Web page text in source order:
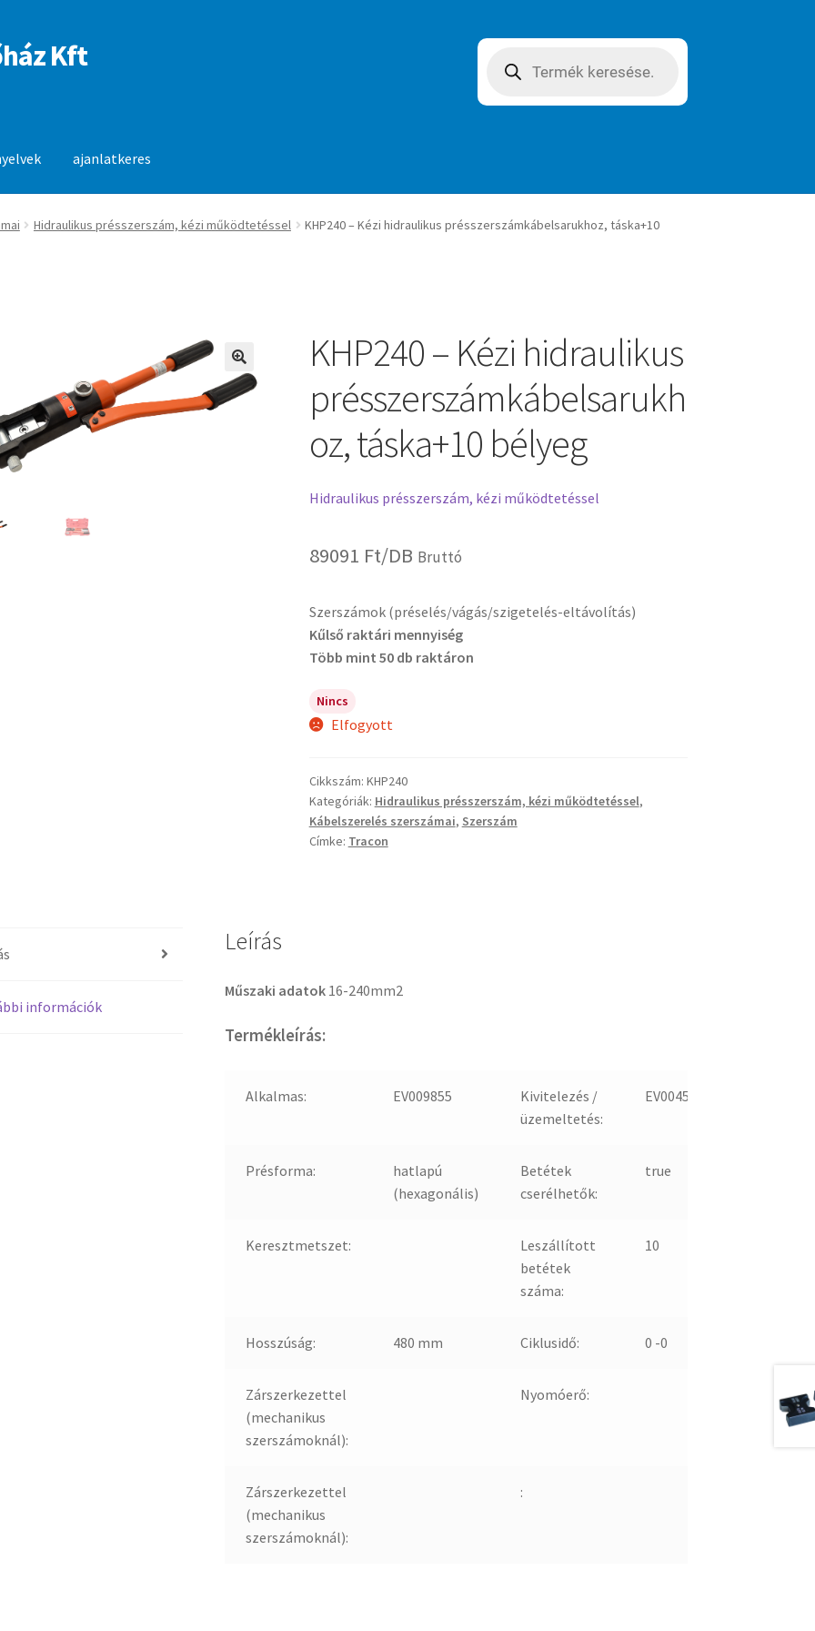
Kft search
ajanlatkeres
Hidraulikus présszerszám, kézi működtetéssel
KHP240 – Kézi hidraulikus présszerszámkábelsarukhoz, táska+10
🔍
KHP240 – Kézi hidraulikus
présszerszámkábelsarukh
oz, táska+10 bélyeg
Hidraulikus présszerszám, kézi működtetéssel
89091 Ft/DB Bruttó
Szerszámok (préselés/vágás/szigetelés-eltávolítás)
Kűlső raktári mennyiség
Több mint 50 db raktáron
Nincs
Elfogyott
Cikkszám: KHP240
Kategóriák: Hidraulikus présszerszám, kézi működtetéssel,
Kábelszerelés szerszámai, Szerszám
Címke: Tracon
információk
Leírás
Műszaki adatok 16-240mm2
Termékleírás:
Alkalmas: EV009855
Kivitelezés /
üzemeltetés:
EV004547
Présforma:
hatlapú
(hexagonális)
Betétek
cserélhetők:
true
Keresztmetszet:
Leszállított
betétek
száma:
10
Hosszúság: 480 mm Ciklusidő: 0 -0
Zárszerkezettel
(mechanikus
szerszámoknál):
Nyomóerő:
Zárszerkezettel
(mechanikus
szerszámoknál):
: